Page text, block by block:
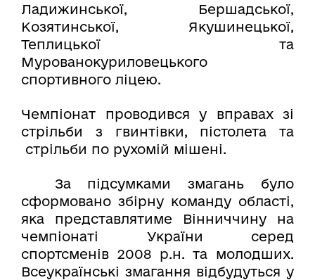
Ладижинської, Бершадської,
Козятинської, Якушинецької,
Теплицької та
Мурованокуриловецького
спортивного ліцею.
Чемпіонат проводився у вправах зі
стрільби з гвинтівки, пістолета та
стрільби по рухомій мішені.
За підсумками змагань було
сформовано збірну команду області,
яка представлятиме Вінниччину на
чемпіонаті України серед
спортсменів 2008 р.н. та молодших.
Всеукраїнські змагання відбудуться у